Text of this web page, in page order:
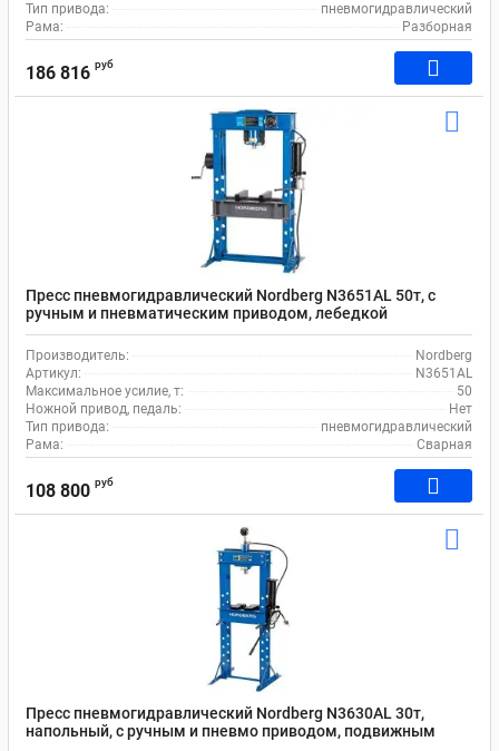
Тип привода:
пневмогидравлический
Рама:
Разборная
186 816 руб
Пресс пневмогидравлический Nordberg N3651AL 50т, с
ручным и пневматическим приводом, лебедкой
Производитель:
Nordberg
Артикул:
N3651AL
Максимальное усилие, т:
50
Ножной привод, педаль:
Нет
Тип привода:
пневмогидравлический
Рама:
Сварная
108 800 руб
Пресс пневмогидравлический Nordberg N3630AL 30т,
напольный, с ручным и пневмо приводом, подвижным